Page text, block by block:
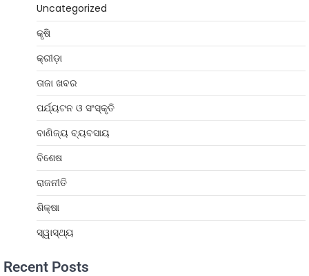
Uncategorized
କୃଷି
କ୍ରୀଡ଼ା
ତାଜା ଖବର
ପର୍ଯ୍ୟଟନ ଓ ସଂସ୍କୃତି
ବାଣିଜ୍ୟ ବ୍ୟବସାୟ
ବିଶେଷ
ରାଜନୀତି
ଶିକ୍ଷା
ସ୍ୱାସ୍ଥ୍ୟ
Recent Posts